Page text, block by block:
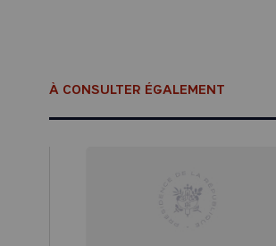
À CONSULTER ÉGALEMENT